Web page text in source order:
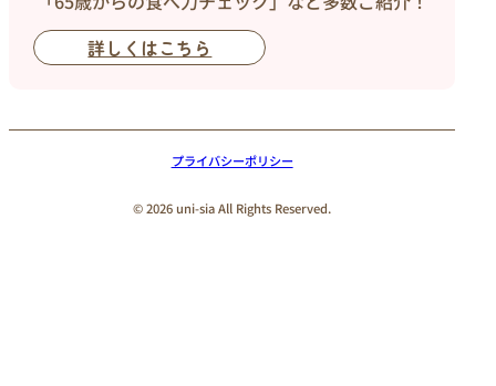
詳しくはこちら
プライバシーポリシー
© 2026 uni-sia All Rights Reserved.